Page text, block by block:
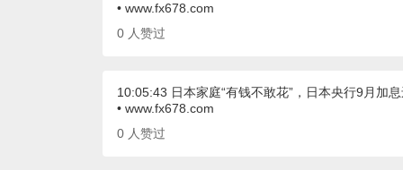
• www.fx678.com
0 人赞过
10:05:43 日本家庭“有钱不敢花”，日本央行9月加息
• www.fx678.com
0 人赞过